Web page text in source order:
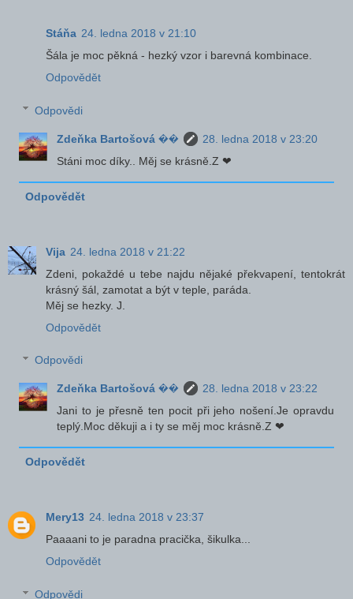
Stáňa 24. ledna 2018 v 21:10
Šála je moc pěkná - hezký vzor i barevná kombinace.
Odpovědět
Odpovědi
Zdeňka Bartošová ��
28. ledna 2018 v 23:20
Stáni moc díky.. Měj se krásně.Z ❤
Odpovědět
Vija 24. ledna 2018 v 21:22
Zdeni, pokaždé u tebe najdu nějaké překvapení, tentokrát
krásný šál, zamotat a být v teple, paráda.
Měj se hezky. J.
Odpovědět
Odpovědi
Zdeňka Bartošová ��
28. ledna 2018 v 23:22
Jani to je přesně ten pocit při jeho nošení.Je opravdu
teplý.Moc děkuji a i ty se měj moc krásně.Z ❤
Odpovědět
Mery13 24. ledna 2018 v 23:37
Paaaani to je paradna pracička, šikulka...
Odpovědět
Odpovědi